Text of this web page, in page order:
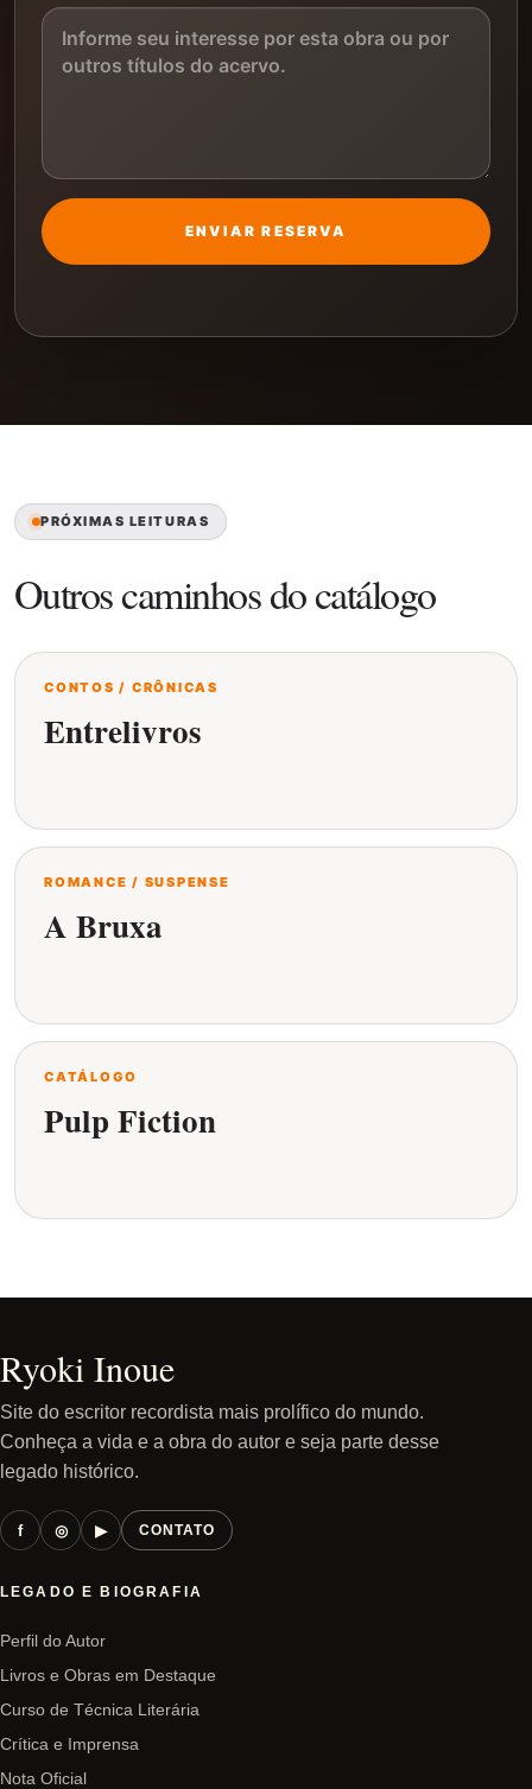
ENVIAR RESERVA
PRÓXIMAS LEITURAS
Outros caminhos do catálogo
CONTOS / CRÔNICAS
Entrelivros
ROMANCE / SUSPENSE
A Bruxa
CATÁLOGO
Pulp Fiction
Ryoki Inoue
Site do escritor recordista mais prolífico do mundo.
Conheça a vida e a obra do autor e seja parte desse
legado histórico.
f ◎ ▶ CONTATO
LEGADO E BIOGRAFIA
Perfil do Autor
Livros e Obras em Destaque
Curso de Técnica Literária
Crítica e Imprensa
Nota Oficial